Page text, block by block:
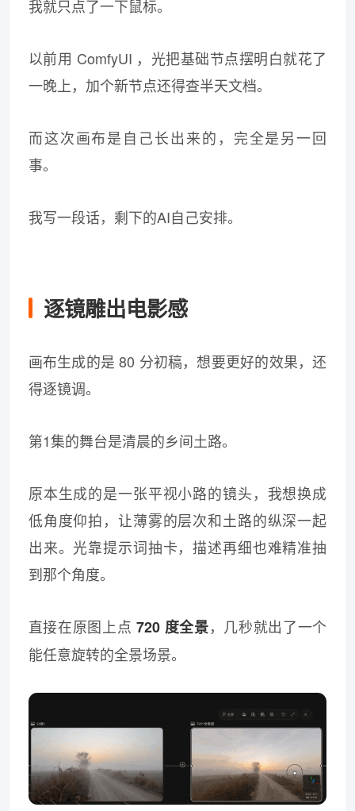
我就只点了一下鼠标。
以前用 ComfyUI ，光把基础节点摆明白就花了
一晚上，加个新节点还得查半天文档。
而这次画布是自己长出来的，完全是另一回
事。
我写一段话，剩下的AI自己安排。
逐镜雕出电影感
画布生成的是 80 分初稿，想要更好的效果，还
得逐镜调。
第1集的舞台是清晨的乡间土路。
原本生成的是一张平视小路的镜头，我想换成
低角度仰拍，让薄雾的层次和土路的纵深一起
出来。光靠提示词抽卡，描述再细也难精准抽
到那个角度。
直接在原图上点720 度全景，几秒就出了一个
能任意旋转的全景场景。